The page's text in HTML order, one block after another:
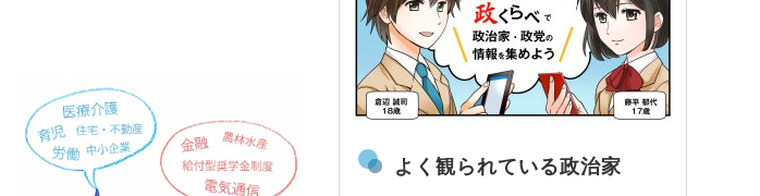
よく観られている政治家